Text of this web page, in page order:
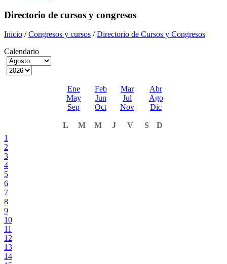
Directorio de cursos y congresos
Inicio /Congresos y cursos /Directorio de Cursos y Congresos
Calendario
Ene Feb Mar
Abr
May
Jun Jul
Ago
Sep
Oct Nov Dic
L M M J V S
D
1
2
3
4
5
6
7
8
9
10
11
12
13
14